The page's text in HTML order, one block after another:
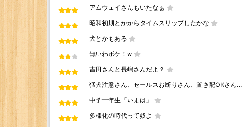
アムウェイさんもいたなぁ
昭和初期とかからタイムスリップしたかな
犬とかもある
無いわボケ！w
吉田さんと長嶋さんだよ？
猛犬注意さん、セールスお断りさん、置き配OKさん…
中学一年生「いまは」
多様化の時代って奴よ